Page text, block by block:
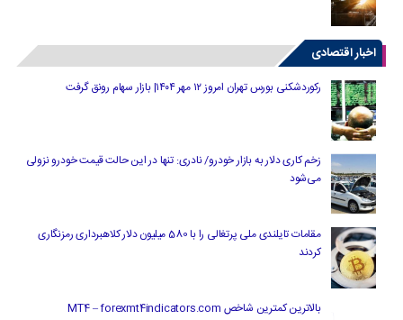
اخبار اقتصادی
رکوردشکنی بورس تهران امروز ۱۲ مهر ۱۴۰۴| بازار سهام رونق گرفت
زخم کاری دلار به بازار خودرو/ نادری: تنها در این حالت قیمت خودرو نزولی
می‌شود
مقامات تایلندی ملی پرتغالی را با 580 میلیون دلار کلاهبرداری رمزنگاری
کردند
بالاترین کمترین شاخص MT4 – forexmt4indicators.com